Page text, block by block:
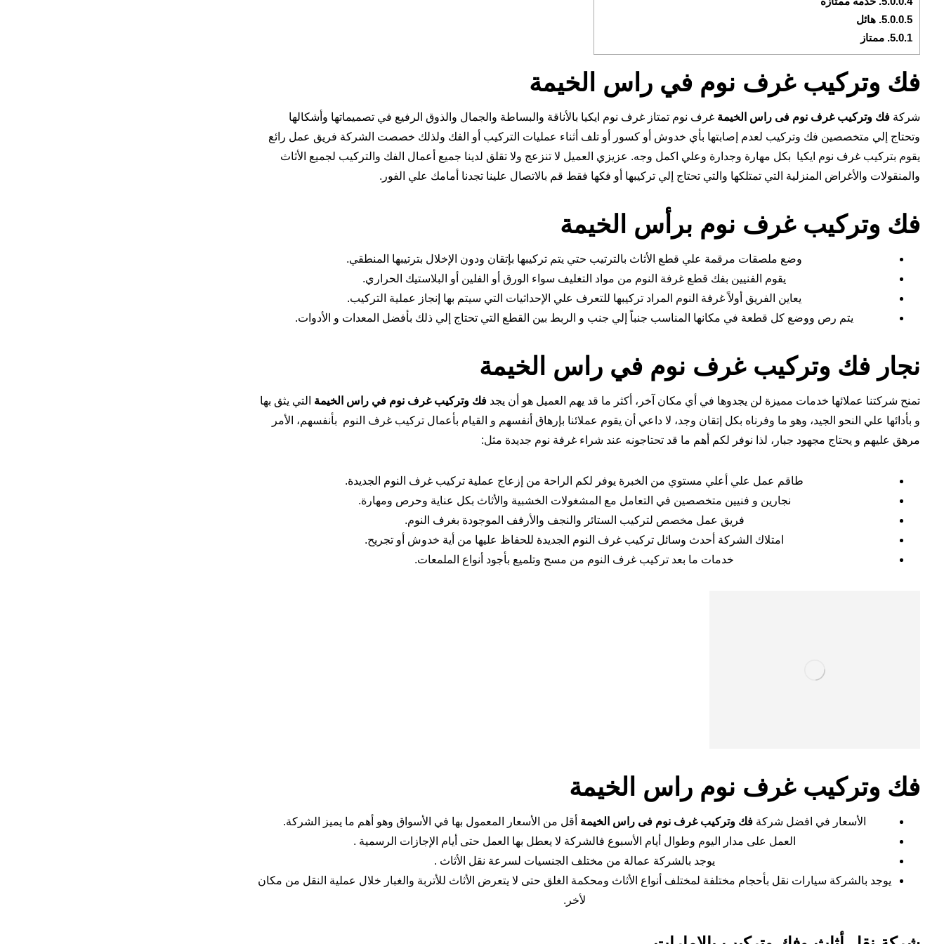
5.0.0.5. هائل
5.0.1. ممتاز
فك وتركيب غرف نوم في راس الخيمة
شركة فك وتركيب غرف نوم فى راس الخيمة غرف نوم تمتاز غرف نوم ايكيا بالأناقة والبساطة والجمال والذوق الرفيع في تصميماتها وأشكالها
وتحتاج إلي متخصصين فك وتركيب لعدم إصابتها بأي خدوش أو كسور أو تلف أثناء عمليات التركيب أو الفك ولذلك خصصت الشركة فريق عمل رائع
يقوم بتركيب غرف نوم ايكيا بكل مهارة وجدارة وعلي اكمل وجه. عزيزي العميل لا تنزعج ولا تقلق لدينا جميع أعمال الفك والتركيب لجميع الأثاث
والمنقولات والأغراض المنزلية التي تمتلكها والتي تحتاج إلي تركيبها أو فكها فقط قم بالاتصال علينا تجدنا أمامك علي الفور.
فك وتركيب غرف نوم برأس الخيمة
وضع ملصقات مرقمة علي قطع الأثاث بالترتيب حتي يتم تركيبها بإتقان ودون الإخلال بترتيبها المنطقي.
يقوم الفنيين بفك قطع غرفة النوم من مواد التغليف سواء الورق أو الفلين أو البلاستيك الحراري.
يعاين الفريق أولاً غرفة النوم المراد تركيبها للتعرف علي الإحداثيات التي سيتم بها إنجاز عملية التركيب.
يتم رص ووضع كل قطعة في مكانها المناسب جنباً إلي جنب و الربط بين القطع التي تحتاج إلي ذلك بأفضل المعدات و الأدوات.
نجار فك وتركيب غرف نوم في راس الخيمة
تمنح شركتنا عملائها خدمات مميزة لن يجدوها في أي مكان آخر، أكثر ما قد يهم العميل هو أن يجد فك وتركيب غرف نوم في راس الخيمة التي يثق بها
و بأدائها علي النحو الجيد، وهو ما وفرناه بكل إتقان وجد، لا داعي أن يقوم عملائنا بإرهاق أنفسهم و القيام بأعمال تركيب غرف النوم بأنفسهم، الأمر
مرهق عليهم و يحتاج مجهود جبار، لذا نوفر لكم أهم ما قد تحتاجونه عند شراء غرفة نوم جديدة مثل:
طاقم عمل علي أعلي مستوي من الخبرة يوفر لكم الراحة من إزعاج عملية تركيب غرف النوم الجديدة.
نجارين و فنيين متخصصين في التعامل مع المشغولات الخشبية والأثاث بكل عناية وحرص ومهارة.
فريق عمل مخصص لتركيب الستائر والنجف والأرفف الموجودة بغرف النوم.
امتلاك الشركة أحدث وسائل تركيب غرف النوم الجديدة للحفاظ عليها من أية خدوش أو تجريح.
خدمات ما بعد تركيب غرف النوم من مسح وتلميع بأجود أنواع الملمعات.
فك وتركيب غرف نوم راس الخيمة
الأسعار في افضل شركةفك وتركيب غرف نوم فى راس الخيمة أقل من الأسعار المعمول بها في الأسواق وهو أهم ما يميز الشركة.
العمل على مدار اليوم وطوال أيام الأسبوع فالشركة لا يعطل بها العمل حتى أيام الإجازات الرسمية .
يوجد بالشركة عمالة من مختلف الجنسيات لسرعة نقل الأثاث .
يوجد بالشركة سيارات نقل بأحجام مختلفة لمختلف أنواع الأثاث ومحكمة الغلق حتى لا يتعرض الأثاث للأتربة والغبار خلال عملية النقل من مكان
لأخر.